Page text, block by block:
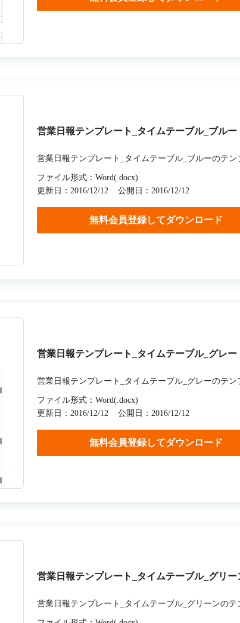
営業日報テンプレート_タイムテーブル_ブルー
営業日報テンプレート_タイムテーブル_ブルーのテン
ファイル形式：Word(.docx)
更新日：2016/12/12
公開日：2016/12/12
無料会員登録してダウンロード
営業日報テンプレート_タイムテーブル_グレー
営業日報テンプレート_タイムテーブル_グレーのテン
ファイル形式：Word(.docx)
更新日：2016/12/12
公開日：2016/12/12
無料会員登録してダウンロード
営業日報テンプレート_タイムテーブル_グリー
営業日報テンプレート_タイムテーブル_グリーンのテ